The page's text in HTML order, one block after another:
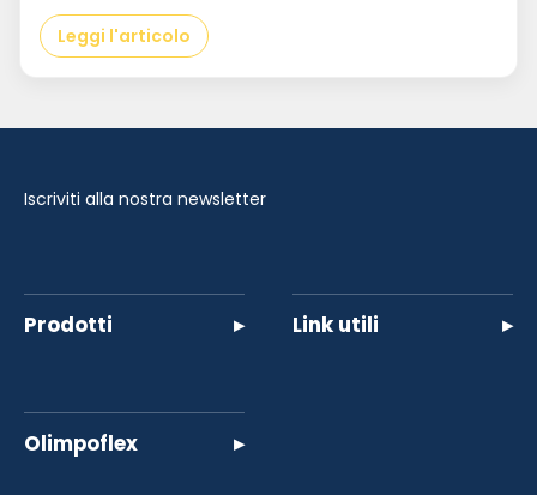
Leggi l'articolo
Iscriviti alla nostra newsletter
Prodotti ▸ Link utili ▸
Olimpoflex ▸